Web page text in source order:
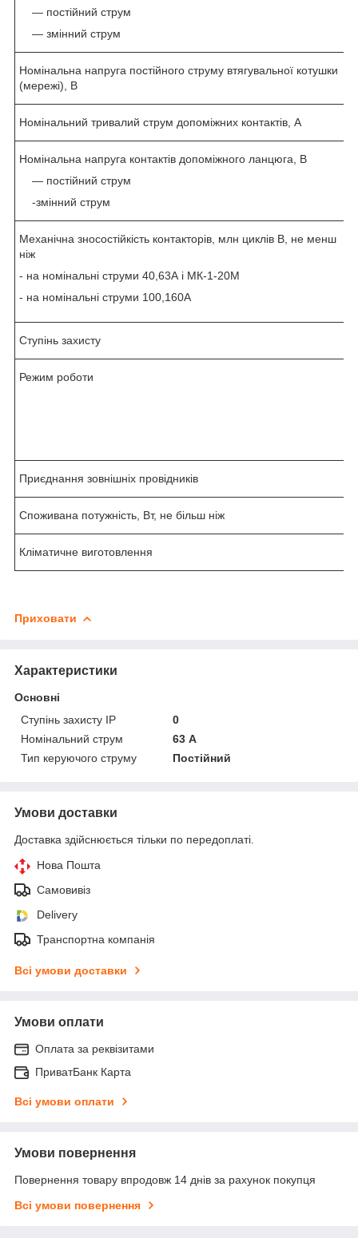
― постійний струм
— змінний струм
Номінальна напруга постійного струму втягувальної котушки
(мережі), В
Номінальний тривалий струм допоміжних контактів, А
Номінальна напруга контактів допоміжного ланцюга, В
― постійний струм
-змінний струм
Механічна зносостійкість контакторів, млн циклів В, не менш
ніж
- на номінальні струми 40,63А і МК-1-20М
- на номінальні струми 100,160А
Ступінь захисту
Режим роботи
Приєднання зовнішніх провідників
Споживана потужність, Вт, не більш ніж
Кліматичне виготовлення
Приховати
Характеристики
Основні
Ступінь захисту IP
0
Номінальний струм
63 А
Тип керуючого струму
Постійний
Умови доставки
Доставка здійснюється тільки по передоплаті.
Нова Пошта
Самовивіз
Delivery
Транспортна компанія
Всі умови доставки
Умови оплати
Оплата за реквізитами
ПриватБанк Карта
Всі умови оплати
Умови повернення
Повернення товару впродовж 14 днів за рахунок покупця
Всі умови повернення